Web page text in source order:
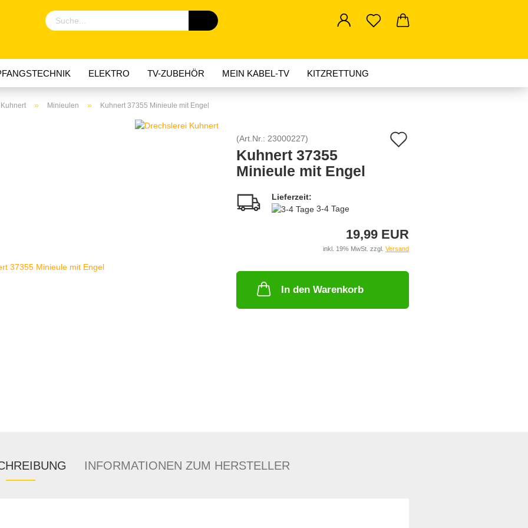
ELEKTRO TV-ZUBEHÖR MEIN KABEL-TV KITZRETTUNG
» Minieulen » Kuhnert 37355 Minieule mit Engel
(Art.Nr.: 23000227)
Kuhnert 37355
Minieule mit Engel
Lieferzeit:
3-4 Tage
19,99 EUR
inkl. 19% MwSt. zzgl. Versand
In den Warenkorb
INFORMATIONEN ZUM HERSTELLER